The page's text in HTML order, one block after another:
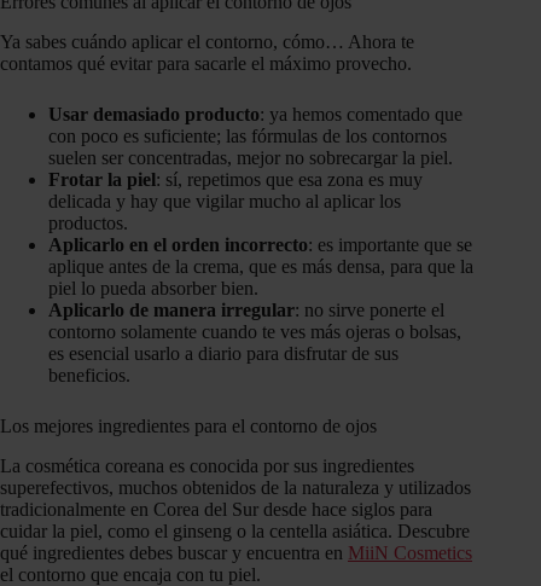
Ya sabes cuándo aplicar el contorno, cómo… Ahora te
contamos qué evitar para sacarle el máximo provecho.
Usar demasiado producto: ya hemos comentado que
con poco es suficiente; las fórmulas de los contornos
suelen ser concentradas, mejor no sobrecargar la piel.
Frotar la piel: sí, repetimos que esa zona es muy
delicada y hay que vigilar mucho al aplicar los
productos.
Aplicarlo en el orden incorrecto: es importante que se
aplique antes de la crema, que es más densa, para que la
piel lo pueda absorber bien.
Aplicarlo de manera irregular: no sirve ponerte el
contorno solamente cuando te ves más ojeras o bolsas,
es esencial usarlo a diario para disfrutar de sus
beneficios.
Los mejores ingredientes para el contorno de ojos
La cosmética coreana es conocida por sus ingredientes
superefectivos, muchos obtenidos de la naturaleza y utilizados
tradicionalmente en Corea del Sur desde hace siglos para
cuidar la piel, como el ginseng o la centella asiática. Descubre
qué ingredientes debes buscar y encuentra en MiiN Cosmetics
el contorno que encaja con tu piel.